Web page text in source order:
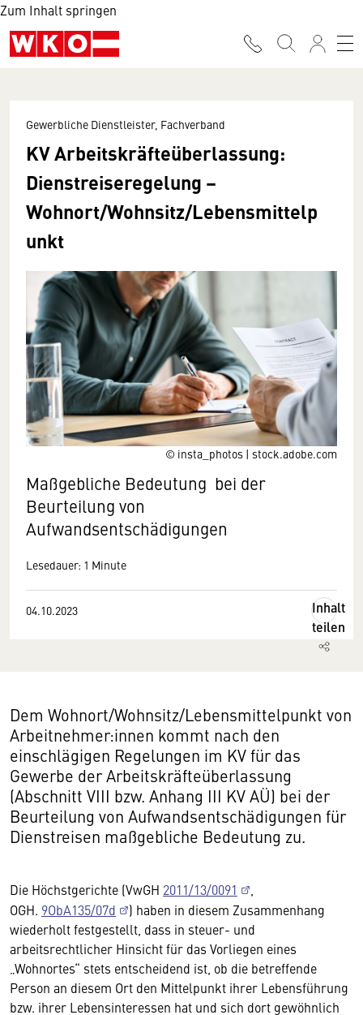
Zum Inhalt springen
© insta_photos | stock.adobe.com
Gewerbliche Dienstleister, Fachverband
KV Arbeitskräfteüberlassung:
Dienstreiseregelung –
Wohnort/Wohnsitz/Lebensmittelp
unkt
Maßgebliche Bedeutung bei der
Beurteilung von
Aufwandsentschädigungen
Lesedauer: 1 Minute
04.10.2023
Inhalt
teilen
Dem Wohnort/Wohnsitz/Lebensmittelpunkt von
Arbeitnehmer:innen kommt nach den
einschlägigen Regelungen im KV für das
Gewerbe der Arbeitskräfteüberlassung
(Abschnitt VIII bzw. Anhang III KV AÜ) bei der
Beurteilung von Aufwandsentschädigungen für
Dienstreisen maßgebliche Bedeutung zu.
Die Höchstgerichte (VwGH 2011/13/0091
OGH. 9ObA135/07d
) haben in diesem Zusammenhang
wiederholt festgestellt, dass in steuer- und
arbeitsrechtlicher Hinsicht für das Vorliegen eines
„Wohnortes“ stets entscheidend ist, ob die betreffende
Person an diesem Ort den Mittelpunkt ihrer Lebensführung
bzw. ihrer Lebensinteressen hat und sich dort gewöhnlich